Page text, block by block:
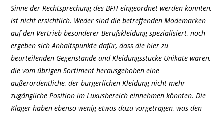
Sinne der Rechtsprechung des BFH eingeordnet werden könnten,
ist nicht ersichtlich. Weder sind die betreffenden Modemarken
auf den Vertrieb besonderer Berufskleidung spezialisiert, noch
ergeben sich Anhaltspunkte dafür, dass die hier zu
beurteilenden Gegenstände und Kleidungsstücke Unikate wären,
die vom übrigen Sortiment herausgehoben eine
außerordentliche, der bürgerlichen Kleidung nicht mehr
zugängliche Position im Luxusbereich einnehmen könnten. Die
Kläger haben ebenso wenig etwas dazu vorgetragen, was den